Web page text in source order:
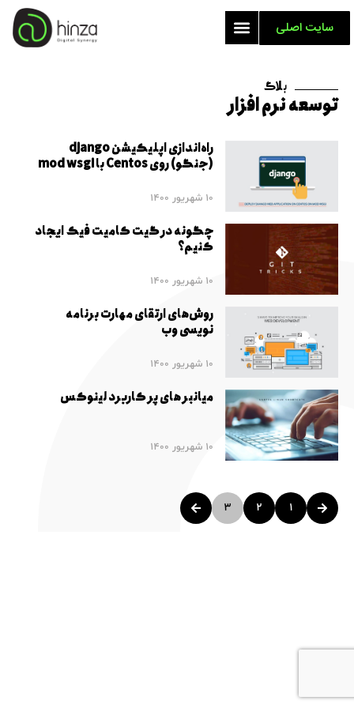
سایت اصلی
بلاگ
توسعه نرم افزار
راه‌اندازی اپلیکیشن django
(جنگو) روی Centos با mod wsgi
10 شهریور 1400
چگونه در گیت کامیت فیک ایجاد
کنیم؟
10 شهریور 1400
روش‌های ارتقای مهارت برنامه
نویسی وب
10 شهریور 1400
میانبر های پر کاربرد لینوکس
10 شهریور 1400
1
2
3